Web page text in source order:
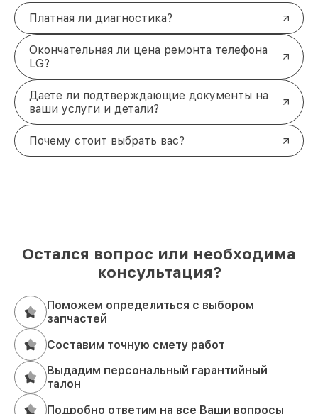
Платная ли диагностика?
Окончательная ли цена ремонта телефона
LG?
Даете ли подтверждающие документы на
ваши услуги и детали?
Почему стоит выбрать вас?
Остался вопрос или необходима
консультация?
Поможем определиться с выбором
запчастей
Составим точную смету работ
Выдадим персональный гарантийный
талон
Подробно ответим на все Ваши вопросы